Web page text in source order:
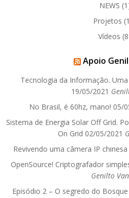
NEWS
Projetos
Vídeos
Apoio
Tecnologia da Informação.
19/05/2021
No Brasil, é 60hz, mano! 05/
Sistema de Energia Solar Off Grid.
On Grid 02/05/2021
Revivendo uma câmera IP chinesa
OpenSource! Criptografador
Genilto
Episódio 2 – O segredo do Bosque